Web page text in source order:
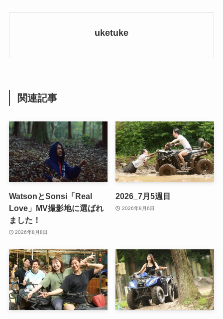
uketuke
関連記事
WatsonとSonsi「Real
Love」MV撮影地に選ばれ
ました！
2026年8月8日
2026_7月5週目
2026年8月6日